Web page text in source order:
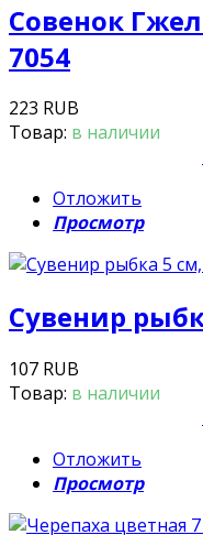
Совенок
7054
223 RUB
Товар: в наличии
Отложить
Просмотр
Сувенир
107 RUB
Товар: в наличии
Отложить
Просмотр